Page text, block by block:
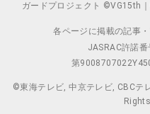
ガードプロジェクト ©VG15th
各ページに掲載の記事
JASRAC許諾番
第
©東海テレビ, 中京テレビ, CBCテ